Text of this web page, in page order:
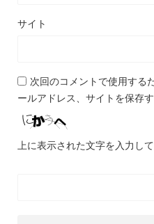
サイト
次回のコメントで使用する
ールアドレス、サイトを保存す
上に表示された文字を入力して